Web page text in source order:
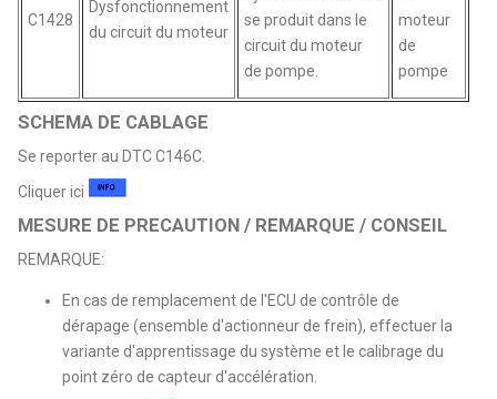
C1428
Dysfonctionnement
du circuit du moteur
se produit dans le
circuit du moteur
de pompe.
moteur
de
pompe
SCHEMA DE CABLAGE
Se reporter au DTC C146C.
Cliquer ici
MESURE DE PRECAUTION / REMARQUE / CONSEIL
REMARQUE:
En cas de remplacement de l'ECU de contrôle de
dérapage (ensemble d'actionneur de frein), effectuer la
variante d'apprentissage du système et le calibrage du
point zéro de capteur d'accélération.